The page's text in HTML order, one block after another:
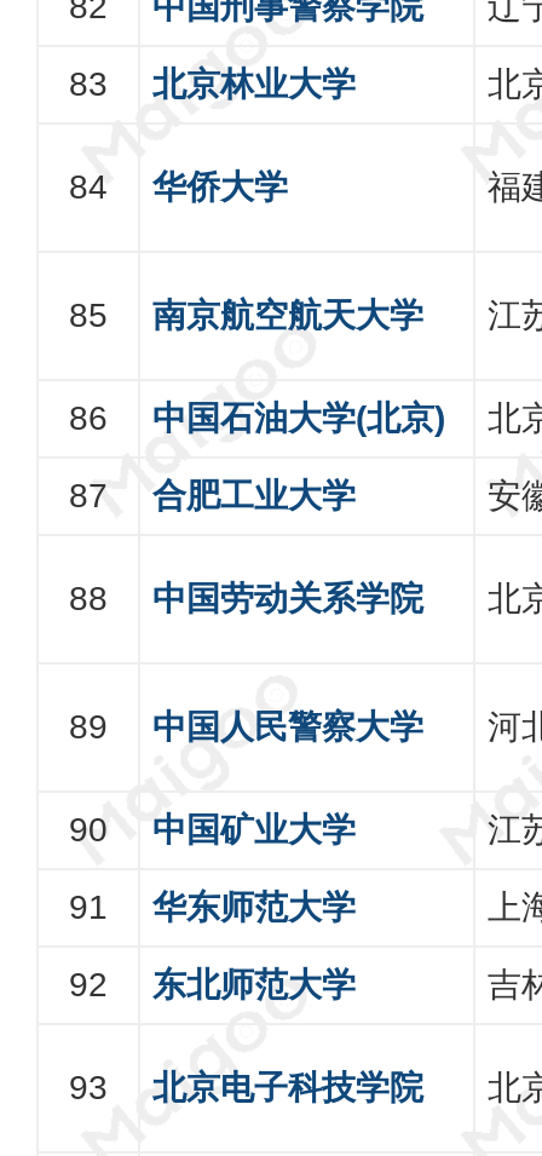
北京林业大学 北
华侨大学 福
南京航空航天大学 江
中国石油大学(北京) 北
合肥工业大学 安
中国劳动关系学院 北
中国人民警察大学 河
中国矿业大学 江
华东师范大学 上
东北师范大学 吉
北京电子科技学院 北